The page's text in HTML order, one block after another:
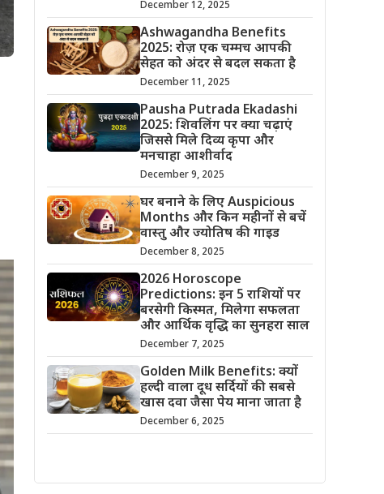
December 12, 2025
Ashwagandha Benefits
2025: रोज़ एक चम्मच आपकी
सेहत को अंदर से बदल सकता है
December 11, 2025
Pausha Putrada Ekadashi
2025: शिवलिंग पर क्या चढ़ाएं
जिससे मिले दिव्य कृपा और
मनचाहा आशीर्वाद
December 9, 2025
घर बनाने के लिए Auspicious
Months और किन महीनों से बचें
वास्तु और ज्योतिष की गाइड
December 8, 2025
2026 Horoscope
Predictions: इन 5 राशियों पर
बरसेगी किस्मत, मिलेगा सफलता
और आर्थिक वृद्धि का सुनहरा साल
December 7, 2025
Golden Milk Benefits: क्यों
हल्दी वाला दूध सर्दियों की सबसे
खास दवा जैसा पेय माना जाता है
December 6, 2025